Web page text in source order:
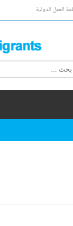
العمل الدولية